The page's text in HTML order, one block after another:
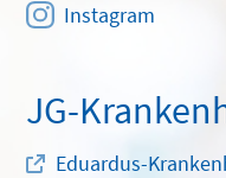
Instagram
JG-
Eduardus-